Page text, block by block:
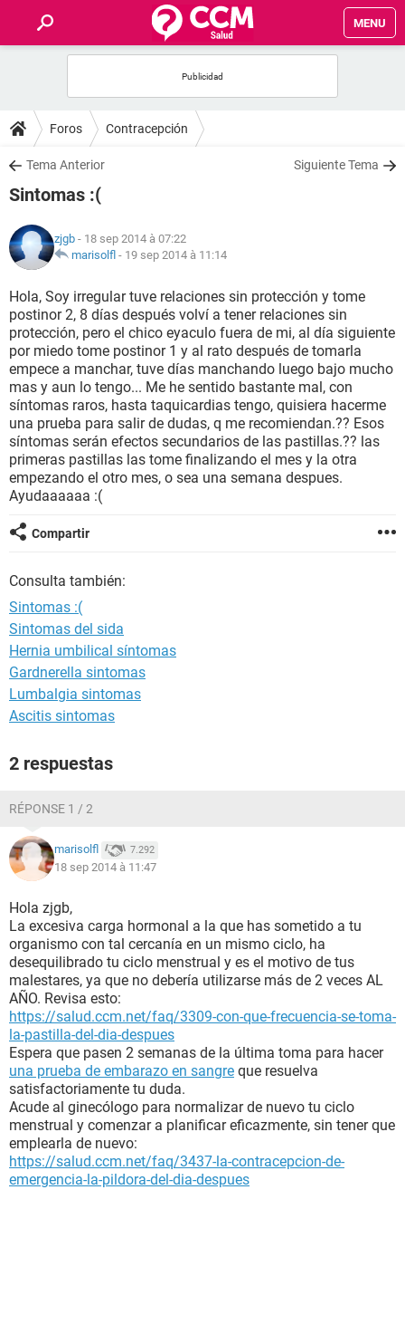
MENU
FORUMS
SALUD
NUTRICIÓN
BIENESTAR
SEXUALIDAD
GLOSARIO
Foros Contracepción
Tema Anterior Siguiente Tema
Sintomas :(
zjgb - 18 sep 2014 à 07:22
marisolfl - 19 sep 2014 à 11:14
Hola, Soy irregular tuve relaciones sin protección y tome
postinor 2, 8 días después volví a tener relaciones sin
protección, pero el chico eyaculo fuera de mi, al día siguiente
por miedo tome postinor 1 y al rato después de tomarla
empece a manchar, tuve días manchando luego bajo mucho
mas y aun lo tengo... Me he sentido bastante mal, con
síntomas raros, hasta taquicardias tengo, quisiera hacerme
una prueba para salir de dudas, q me recomiendan.?? Esos
síntomas serán efectos secundarios de las pastillas.?? las
primeras pastillas las tome finalizando el mes y la otra
empezando el otro mes, o sea una semana despues.
Ayudaaaaaa :(
Compartir
Consulta también:
Sintomas :(
Sintomas del sida
Hernia umbilical síntomas
Gardnerella sintomas
Lumbalgia sintomas
Ascitis sintomas
2 respuestas
RÉPONSE 1 / 2
marisolfl 7.292
18 sep 2014 à 11:47
Hola zjgb,
La excesiva carga hormonal a la que has sometido a tu
organismo con tal cercanía en un mismo ciclo, ha
desequilibrado tu ciclo menstrual y es el motivo de tus
malestares, ya que no debería utilizarse más de 2 veces AL
AÑO. Revisa esto:
https://salud.ccm.net/faq/3309-con-que-frecuencia-se-toma-
la-pastilla-del-dia-despues
Espera que pasen 2 semanas de la última toma para hacer
una prueba de embarazo en sangre que resuelva
satisfactoriamente tu duda.
Acude al ginecólogo para normalizar de nuevo tu ciclo
menstrual y comenzar a planificar eficazmente, sin tener que
emplearla de nuevo:
https://salud.ccm.net/faq/3437-la-contracepcion-de-
emergencia-la-pildora-del-dia-despues